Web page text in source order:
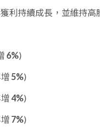
利持續成長，並維持
6%)
5%)
4%)
7%)